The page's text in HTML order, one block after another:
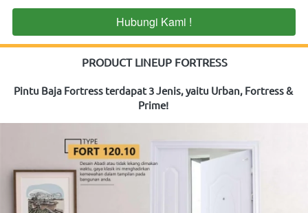
`Hubungi Kami !
PRODUCT LINEUP FORTRESS
Pintu Baja Fortress terdapat 3 Jenis, yaitu Urban, Fortress &
Prime!